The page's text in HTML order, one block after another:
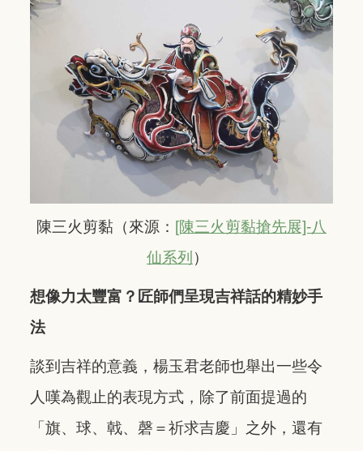
陳三火剪黏（來源： [陳三火剪黏搶先展]-八
仙系列 ）
想像力太豐富？匠師們呈現吉祥話的精妙手
法
談到吉祥的意義，楊玉君老師也舉出一些令
人嘆為觀止的表現方式，除了前面提過的
「旗、球、戟、磬＝祈求吉慶」之外，還有